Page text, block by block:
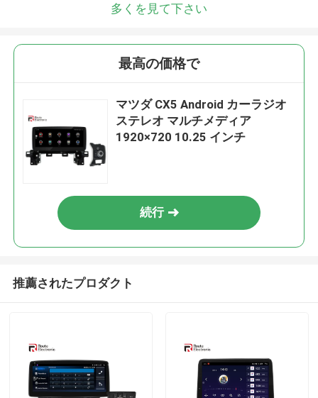
多くを見て下さい
最高の価格で
マツダ CX5 Android カーラジオ
ステレオ マルチメディア
1920×720 10.25 インチ
続行
推薦されたプロダクト